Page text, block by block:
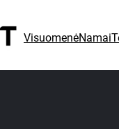
VisuomenėNamai